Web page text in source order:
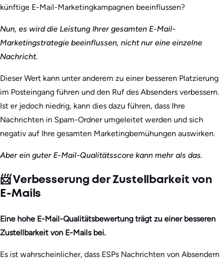
künftige E-Mail-Marketingkampagnen beeinflussen?
Nun, es wird die Leistung Ihrer gesamten E-Mail-
Marketingstrategie beeinflussen, nicht nur eine einzelne
Nachricht.
Dieser Wert kann unter anderem zu einer besseren Platzierung
im Posteingang führen und den Ruf des Absenders verbessern.
Ist er jedoch niedrig, kann dies dazu führen, dass Ihre
Nachrichten in Spam-Ordner umgeleitet werden und sich
negativ auf Ihre gesamten Marketingbemühungen auswirken.
Aber ein guter E-Mail-Qualitätsscore kann mehr als das.
📨 Verbesserung der Zustellbarkeit von
E-Mails
Eine hohe E-Mail-Qualitätsbewertung trägt zu einer besseren
Zustellbarkeit von E-Mails bei.
Es ist wahrscheinlicher, dass ESPs Nachrichten von Absendern